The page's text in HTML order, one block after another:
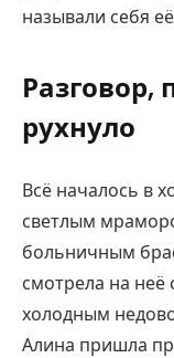
называли себя
Разговор,
рухнуло
Всё началось в
светлым
больничным
смотрела на
холодным
Алина пришла